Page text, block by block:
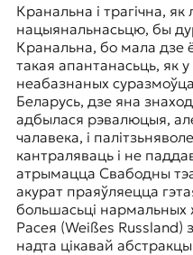
Кранальна і трагічна,
нацыянальнасьцю, бы
Кранальна, бо мала дзе
такая апантанасьць, як
неабазнаных
Беларусь, дзе яна
адбылася рэвалюцыя,
чалавека, і
кантраляваць і не
атрымацца Свабодны
акурат праяўляецца
большасьці нармальных
Расея (Weißes Russland)
надта цікавай